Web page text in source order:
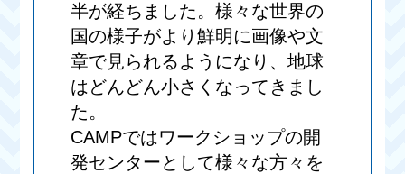
半が経ちました。様々な世界の
国の様子がより鮮明に画像や文
章で見られるようになり、地球
はどんどん小さくなってきまし
た。
CAMPではワークショップの開
発センターとして様々な方々を